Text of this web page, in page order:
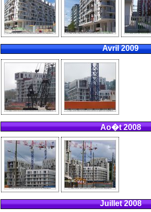
Avril 2009
Ao�t 2008
Juillet 2008